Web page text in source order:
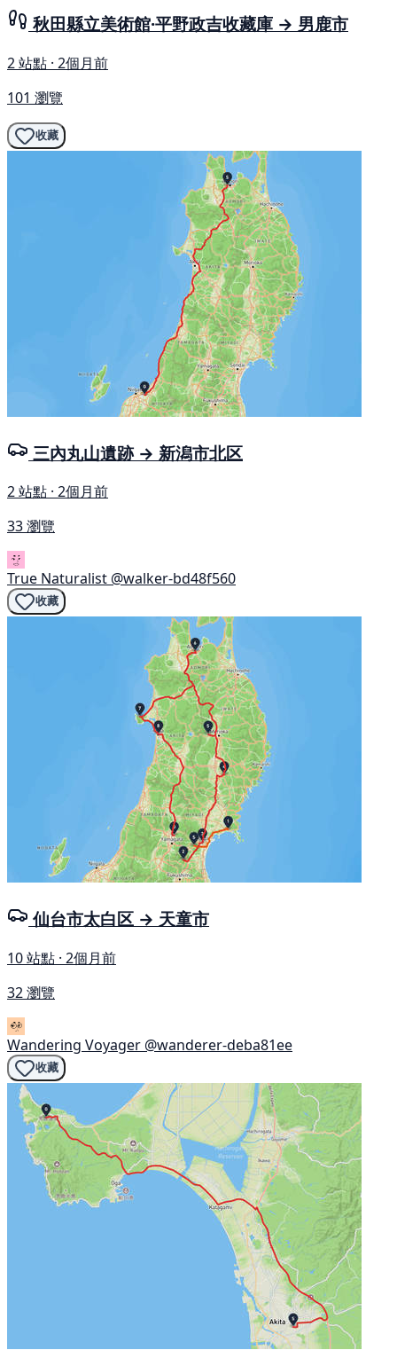
秋田縣立美術館·平野政吉收藏庫 → 男鹿市
2 站點 · 2個月前
101 瀏覽
收藏
三內丸山遺跡 → 新潟市北区
2 站點 · 2個月前
33 瀏覽
True Naturalist @walker-bd48f560
收藏
仙台市太白区 → 天童市
10 站點 · 2個月前
32 瀏覽
Wandering Voyager @wanderer-deba81ee
收藏